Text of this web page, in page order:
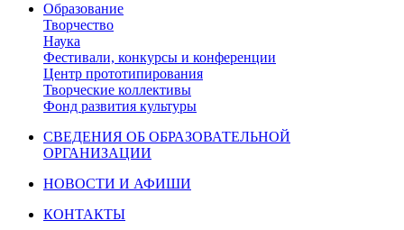
Образование
Творчество
Наука
Фестивали, конкурсы и конференции
Центр прототипирования
Творческие коллективы
Фонд развития культуры
СВЕДЕНИЯ ОБ ОБРАЗОВАТЕЛЬНОЙ
ОРГАНИЗАЦИИ
НОВОСТИ И АФИШИ
КОНТАКТЫ